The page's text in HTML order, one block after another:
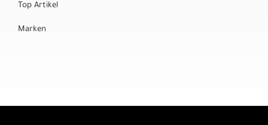
Top Artikel
Marken